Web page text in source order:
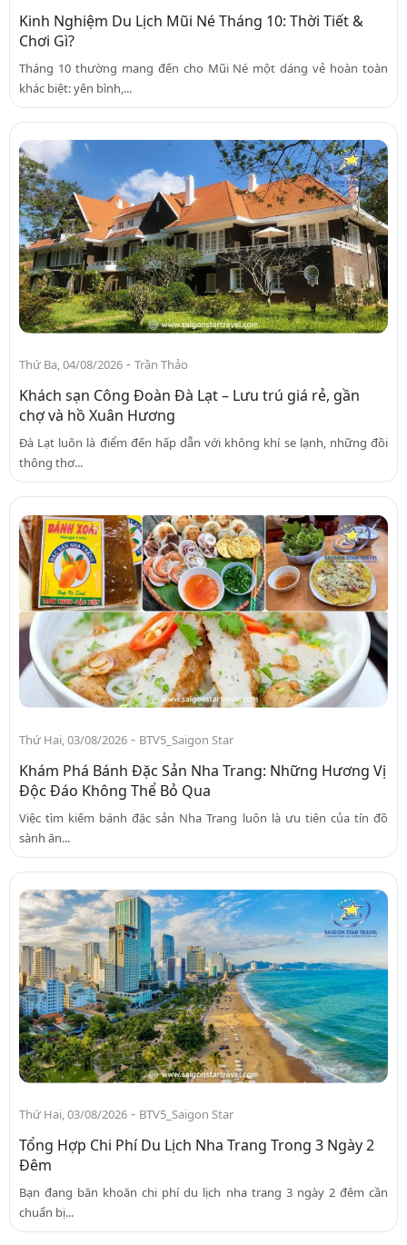
Kinh Nghiệm Du Lịch Mũi Né Tháng 10: Thời Tiết &
Chơi Gì?
Tháng 10 thường mang đến cho Mũi Né một dáng vẻ hoàn toàn
khác biệt: yên bình,...
Thứ Ba, 04/08/2026 - Trần Thảo
Khách sạn Công Đoàn Đà Lạt – Lưu trú giá rẻ, gần
chợ và hồ Xuân Hương
Đà Lạt luôn là điểm đến hấp dẫn với không khí se lạnh, những đồi
thông thơ...
Thứ Hai, 03/08/2026 - BTV5_Saigon Star
Khám Phá Bánh Đặc Sản Nha Trang: Những Hương Vị
Độc Đáo Không Thể Bỏ Qua
Việc tìm kiếm bánh đặc sản Nha Trang luôn là ưu tiên của tín đồ
sành ăn...
Thứ Hai, 03/08/2026 - BTV5_Saigon Star
Tổng Hợp Chi Phí Du Lịch Nha Trang Trong 3 Ngày 2
Đêm
Bạn đang băn khoăn chi phí du lịch nha trang 3 ngày 2 đêm cần
chuẩn bị...